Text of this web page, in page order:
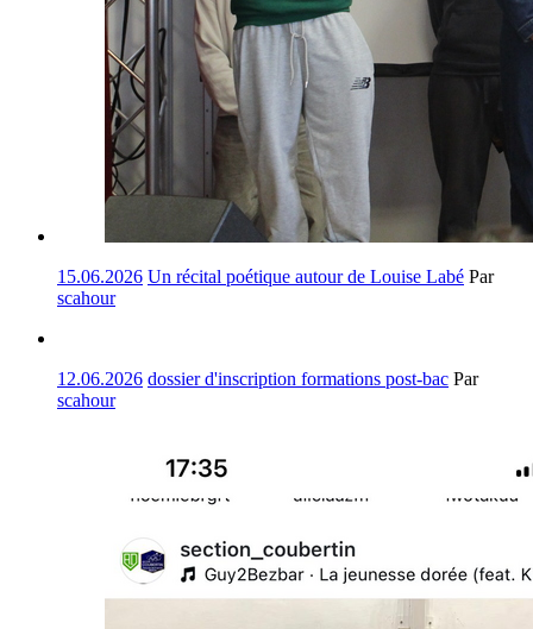
15.06.2026 Un récital poétique autour de Louise Labé Par
scahour
12.06.2026 dossier d'inscription formations post-bac Par
scahour